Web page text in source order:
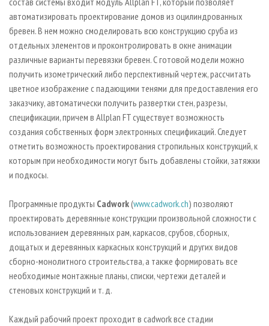
автоматизировать проектирование домов из оцилиндрованных
бревен. В нем можно смоделировать всю конструкцию сруба из
отдельных элементов и проконтролировать в окне анимации
различные варианты перевязки бревен. С готовой модели можно
получить изометрический либо перспективный чертеж, рассчитать
цветное изображение с падающими тенями для предоставления его
заказчику, автоматически получить развертки стен, разрезы,
спецификации, причем в Allplan FT существует возможность
создания собственных форм электронных спецификаций. Следует
отметить возможность проектирования стропильных конструкций, к
которым при необходимости могут быть добавлены стойки, затяжки
и подкосы.
Программные продукты Cadwork(www.cadwork.ch) позволяют
проектировать деревянные конструкции произвольной сложности с
использованием деревянных рам, каркасов, срубов, сборных,
дощатых и деревянных каркасных конструкций и других видов
сборно-монолитного строительства, а также формировать все
необходимые монтажные планы, списки, чертежи деталей и
стеновых конструкций и т. д.
Каждый рабочий проект проходит в cadwork все стадии